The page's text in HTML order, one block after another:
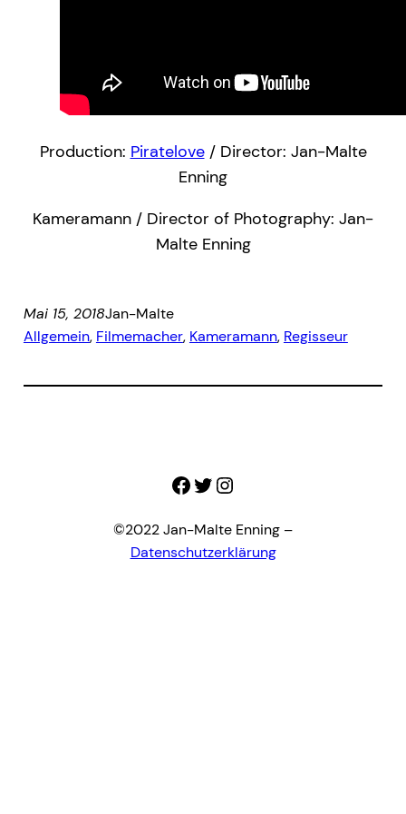
Production: Piratelove/ Director: Jan-Malte
Enning
Kameramann / Director of Photography: Jan-
Malte Enning
Mai 15, 2018Jan-Malte
Allgemein, Filmemacher, Kameramann, Regisseur
Facebook
Twitter
Instagram
©2022 Jan-Malte Enning –
Datenschutzerklärung